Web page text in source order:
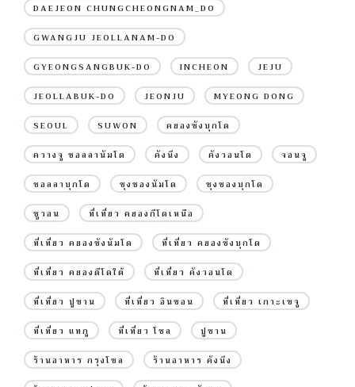
DAEJEON CHUNGCHEONGNAM_DO
GWANGJU JEOLLANAM-DO
GYEONGSANGBUK-DO INCHEON JEJU
JEOLLABUK-DO JEONJU MYEONG DONG
SEOUL SUWON คยองซังบุกโด
ควางจู ชอลลานัมโด คังนึง คังวอนโด จอนจู
ชอลลาบุกโด ชุงชองนัมโด ชุงชองบุกโด
ซูวอน ที่เที่ยว คยองกีโดเหนือ
ที่เที่ยว คยองซังนัมโด ที่เที่ยว คยองซังบุกโด
ที่เที่ยว คยองดีโดใต้ ที่เที่ยว คังวอนโด
ที่เที่ยว ปูซาน ที่เที่ยว อินชอน ที่เที่ยว เกาะเชจู
ที่เที่ยว แทกู ที่เที่ยว โซล ปูซาน
ร้านอาหาร กรุงโซล ร้านอาหาร คังนึง